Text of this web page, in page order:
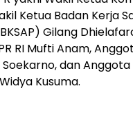
Ketua Badan Kerja
Gilang
RI Mufti Anam,
dan Anggota
Kusuma.